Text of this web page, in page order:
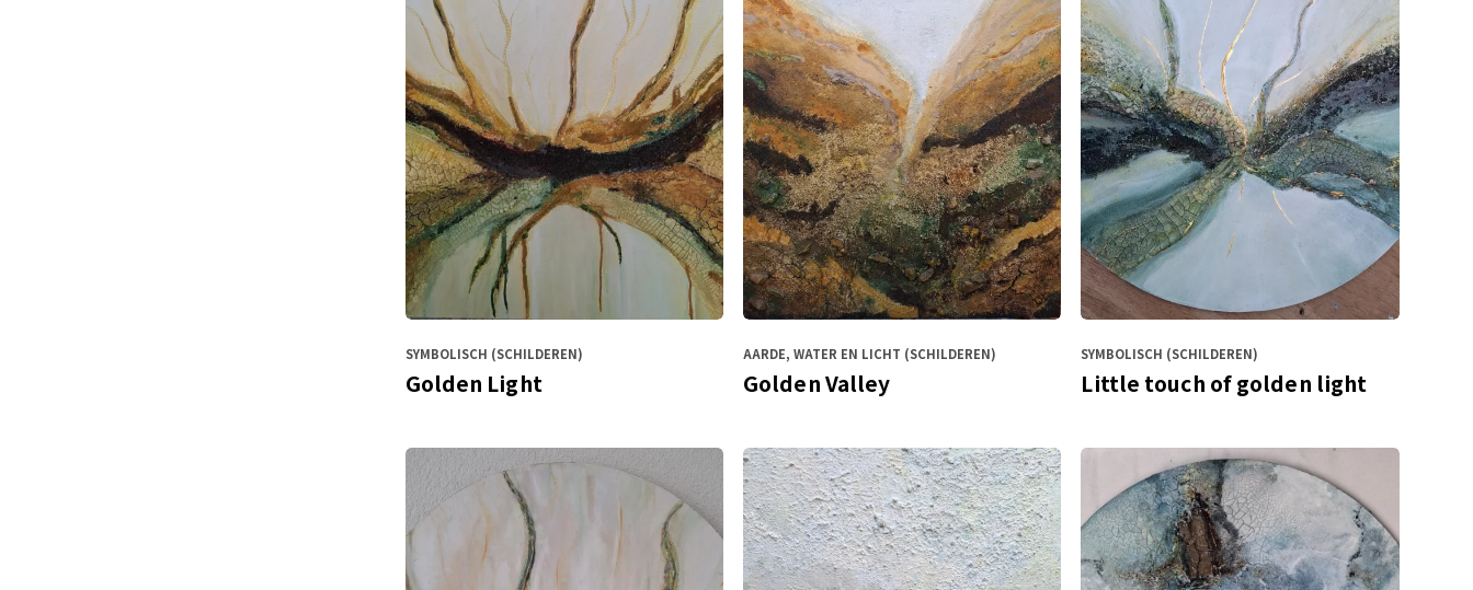
SYMBOLISCH (SCHILDEREN)
Golden Light
AARDE, WATER EN LICHT (SCHILDEREN)
Golden Valley
SYMBOLISCH (SCHILDEREN)
Little touch of golden light